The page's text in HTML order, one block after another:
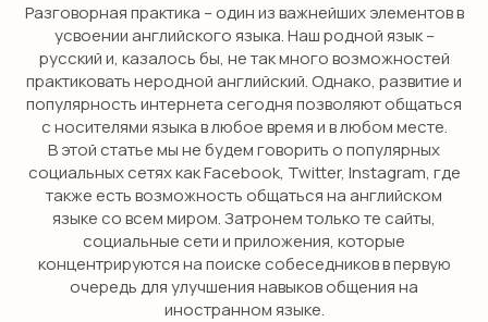
Разговорная практика – один из важнейших элементов в
усвоении английского языка. Наш родной язык –
русский и, казалось бы, не так много возможностей
практиковать неродной английский. Однако, развитие и
популярность интернета сегодня позволяют общаться
с носителями языка в любое время и в любом месте.
В этой статье мы не будем говорить о популярных
социальных сетях как Facebook, Twitter, Instagram, где
также есть возможность общаться на английском
языке со всем миром. Затронем только те сайты,
социальные сети и приложения, которые
концентрируются на поиске собеседников в первую
очередь для улучшения навыков общения на
иностранном языке.